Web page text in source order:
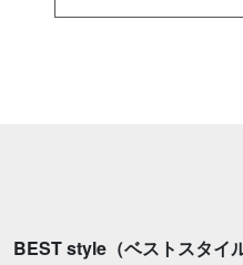
BEST style（ベストスタイ